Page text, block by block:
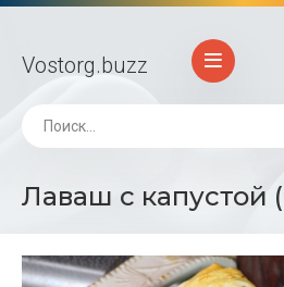
Vostorg.buzz
Лаваш с капустой